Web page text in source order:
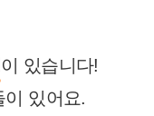
이 있습니다!
있어요.